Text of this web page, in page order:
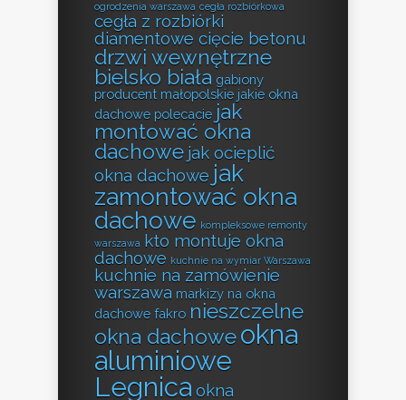
ogrodzenia warszawa cegła rozbiórkowa
cegła z rozbiórki
diamentowe cięcie betonu
drzwi wewnętrzne
bielsko biała gabiony
producent małopolskie jakie okna
dachowe polecacie jak
montować okna
dachowe jak ocieplić
okna dachowe jak
zamontować okna
dachowe kompleksowe remonty
warszawa kto montuje okna
dachowe kuchnie na wymiar Warszawa
kuchnie na zamówienie
warszawa markizy na okna
dachowe fakro nieszczelne
okna dachoweokna
aluminiowe
Legnica okna